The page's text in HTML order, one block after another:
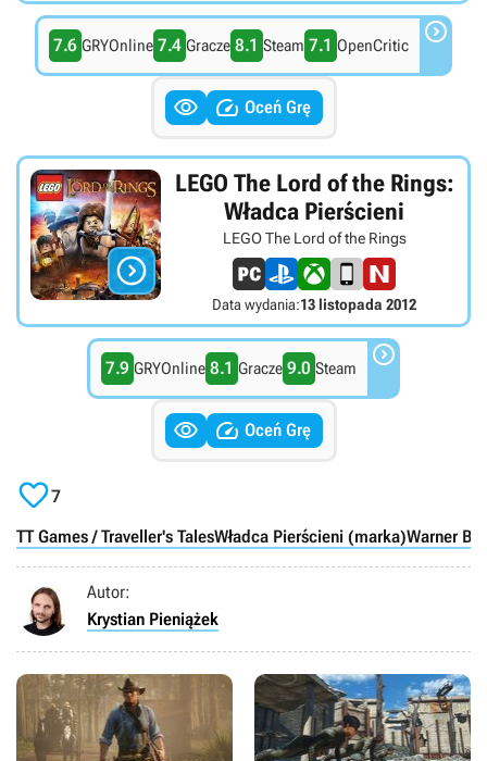
7.6 GRYOnline 7.4 Gracze 8.1 Steam 7.1 OpenCritic 
  Oceń Grę

LEGO The Lord of the Rings:
Władca Pierścieni
LEGO The Lord of the Rings
Data wydania:13 listopada 2012
7.9 GRYOnline 8.1 Gracze 9.0 Steam 
  Oceń Grę
7
TT Games / Traveller's TalesWładca Pierścieni (marka)Warner
Autor:
Krystian Pieniążek